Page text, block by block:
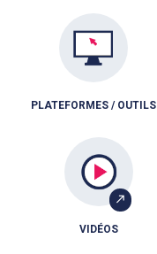
PLATEFORMES / OUTILS
VIDÉOS